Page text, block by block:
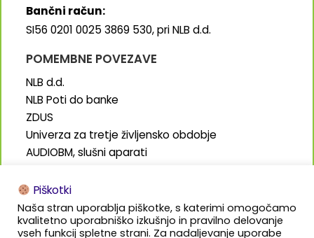
Bančni račun:
SI56 0201 0025 3869 530, pri NLB d.d.
POMEMBNE POVEZAVE
NLB d.d.
NLB Poti do banke
ZDUS
Univerza za tretje življensko obdobje
AUDIOBM, slušni aparati
Piškotki
Naša stran uporablja piškotke, s katerimi omogočamo
kvalitetno uporabniško izkušnjo in pravilno delovanje
vseh funkcij spletne strani. Za nadaljevanje uporabe